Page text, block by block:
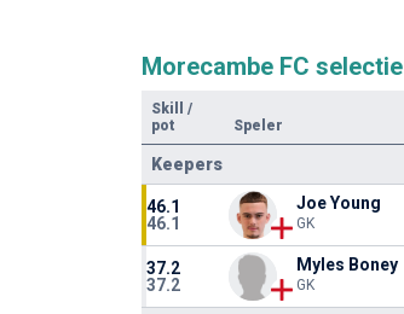
Morecambe FC selectie
Skill
/
pot
Speler
Keepers
46.1
46.1
Joe Young
GK
37.2
37.2
Myles Boney
GK